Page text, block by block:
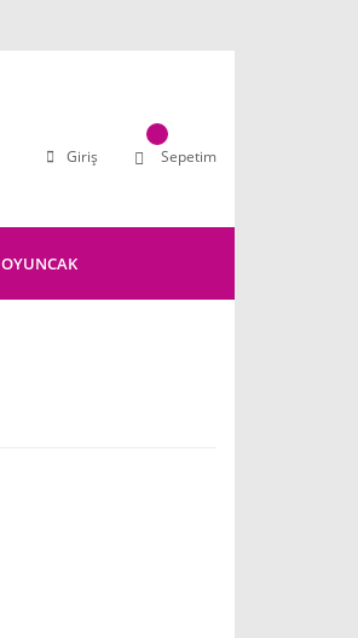
Giriş Sepetim
OYUNCAK